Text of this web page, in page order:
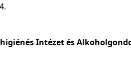
Intézet és